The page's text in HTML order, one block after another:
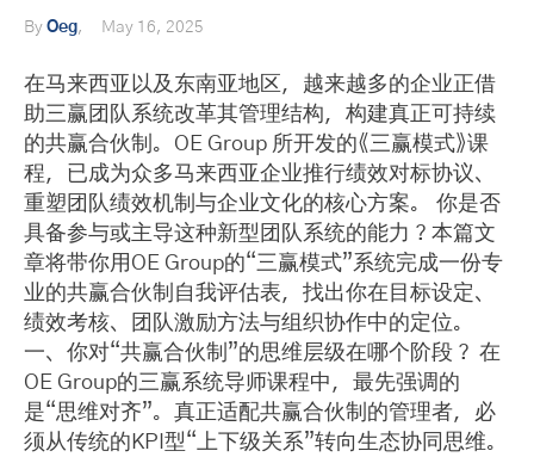
By Oeg May 16, 2025
在马来西亚以及东南亚地区，越来越多的企业正借
助三赢团队系统改革其管理结构，构建真正可持续
的共赢合伙制。OE Group 所开发的《三赢模式》课
程，已成为众多马来西亚企业推行绩效对标协议、
重塑团队绩效机制与企业文化的核心方案。 你是否
具备参与或主导这种新型团队系统的能力？本篇文
章将带你用OE Group的“三赢模式”系统完成一份专
业的共赢合伙制自我评估表，找出你在目标设定、
绩效考核、团队激励方法与组织协作中的定位。
一、你对“共赢合伙制”的思维层级在哪个阶段？ 在
OE Group的三赢系统导师课程中，最先强调的
是“思维对齐”。真正适配共赢合伙制的管理者，必
须从传统的KPI型“上下级关系”转向生态协同思维。